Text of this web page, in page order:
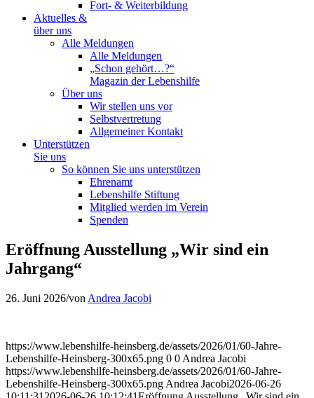
Fort- & Weiterbildung
Aktuelles &
über uns
Alle Meldungen
Alle Meldungen
„Schon gehört…?“
Magazin der Lebenshilfe
Über uns
Wir stellen uns vor
Selbstvertretung
Allgemeiner Kontakt
Unterstützen
Sie uns
So können Sie uns unterstützen
Ehrenamt
Lebenshilfe Stiftung
Mitglied werden im Verein
Spenden
Eröffnung Ausstellung „Wir sind ein
Jahrgang“
26. Juni 2026/von Andrea Jacobi
https://www.lebenshilfe-heinsberg.de/assets/2026/01/60-Jahre-
Lebenshilfe-Heinsberg-300x65.png 0 0 Andrea Jacobi
https://www.lebenshilfe-heinsberg.de/assets/2026/01/60-Jahre-
Lebenshilfe-Heinsberg-300x65.png Andrea Jacobi2026-06-26